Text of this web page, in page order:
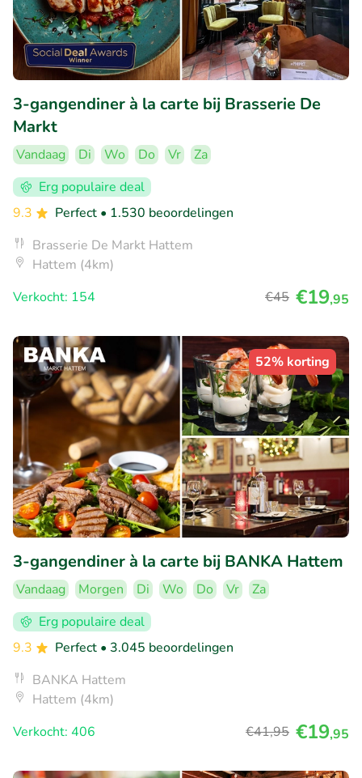
3-gangendiner à la carte bij Brasserie De
Markt
Vandaag Di Wo Do Vr
Za
Erg populaire deal
9.3
Perfect • 1.530 beoordelingen
Brasserie De Markt Hattem
Hattem (4km)
Verkocht: 154
€45 €19,95
52% korting
3-gangendiner à la carte bij BANKA Hattem
Vandaag Morgen Di Wo Do Vr
Za
Erg populaire deal
9.3
Perfect • 3.045 beoordelingen
BANKA Hattem
Hattem (4km)
Verkocht: 406
€41,95 €19,95